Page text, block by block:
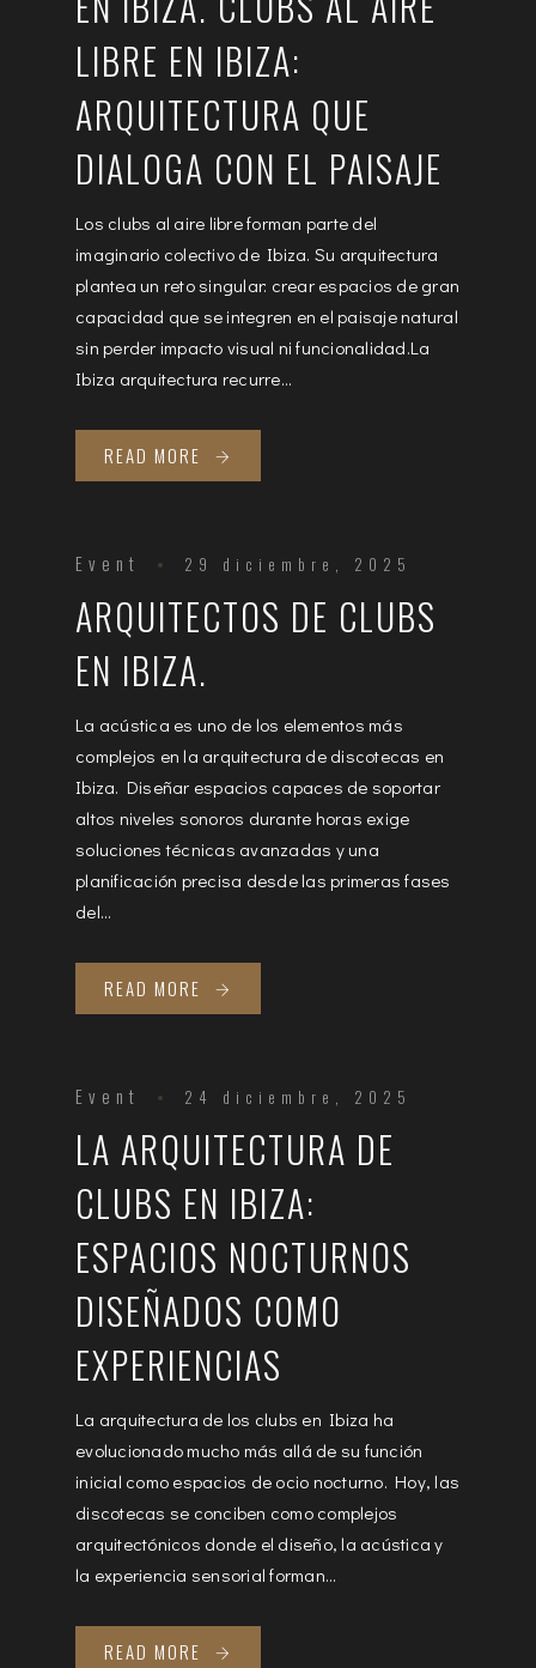
LIBRE EN IBIZA:
ARQUITECTURA QUE
DIALOGA CON EL PAISAJE
Los clubs al aire libre forman parte del
imaginario colectivo de Ibiza. Su arquitectura
plantea un reto singular: crear espacios de gran
capacidad que se integren en el paisaje natural
sin perder impacto visual ni funcionalidad.La
Ibiza arquitectura recurre...
READ MORE
Event 29 diciembre, 2025
ARQUITECTOS DE CLUBS
EN IBIZA.
La acústica es uno de los elementos más
complejos en la arquitectura de discotecas en
Ibiza. Diseñar espacios capaces de soportar
altos niveles sonoros durante horas exige
soluciones técnicas avanzadas y una
planificación precisa desde las primeras fases
del...
READ MORE
Event 24 diciembre, 2025
LA ARQUITECTURA DE
CLUBS EN IBIZA:
ESPACIOS NOCTURNOS
DISEÑADOS COMO
EXPERIENCIAS
La arquitectura de los clubs en Ibiza ha
evolucionado mucho más allá de su función
inicial como espacios de ocio nocturno. Hoy, las
discotecas se conciben como complejos
arquitectónicos donde el diseño, la acústica y
la experiencia sensorial forman...
READ MORE